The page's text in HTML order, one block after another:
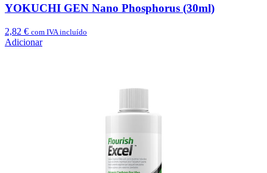
YOKUCHI GEN Nano Phosphorus (30ml)
2,82 € com IVA incluído
Adicionar